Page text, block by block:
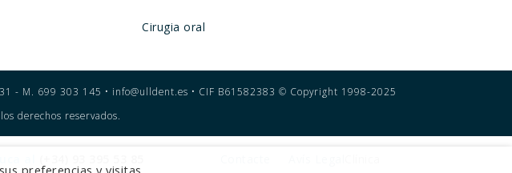
Cirugia oral
- M. 699 303 145 • info@ulldent.es • CIF B61582383 © Copyright 1998-2025
derechos reservados.
preferencias y visitas